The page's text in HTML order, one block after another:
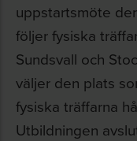
uppstartsmöte
följer fysiska
Sundsvall och
väljer den plats
fysiska träffarna
Utbildningen